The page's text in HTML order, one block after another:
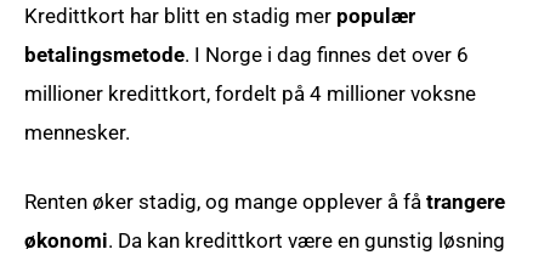
Kredittkort har blitt en stadig mer populær
betalingsmetode. I Norge i dag finnes det over 6
millioner kredittkort, fordelt på 4 millioner voksne
mennesker.
Renten øker stadig, og mange opplever å fåtrangere
økonomi. Da kan kredittkort være en gunstig løsning